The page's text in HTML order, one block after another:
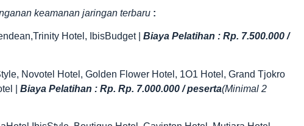
keamanan jaringan terbaru :
Hotel, IbisBudget | Biaya Pelatihan : Rp. 7.500.000 /
Novotel Hotel, Golden Flower Hotel, 1O1 Hotel, Grand Tjokro
| Biaya Pelatihan : Rp. Rp. 7.000.000 / peserta(Minimal 2